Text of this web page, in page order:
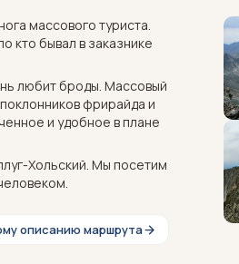
массового туриста.
кто бывал в заказнике
любит броды. Массовый
фрирайда и
и удобное в плане
Хольский. Мы посетим
описанию маршрута